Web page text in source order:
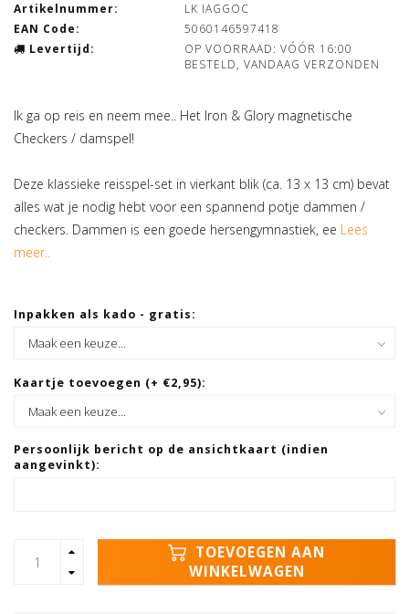
Artikelnummer:
LK IAGGOC
EAN Code:
5060146597418
Levertijd:
OP VOORRAAD: VÓÓR 16:00
BESTELD, VANDAAG VERZONDEN
Ik ga op reis en neem mee.. Het Iron & Glory magnetische
Checkers / damspel!
Deze klassieke reisspel-set in vierkant blik (ca. 13 x 13 cm) bevat
alles wat je nodig hebt voor een spannend potje dammen /
checkers. Dammen is een goede hersengymnastiek, ee Lees
meer..
Inpakken als kado - gratis:
Kaartje toevoegen (+ €2,95):
Persoonlijk bericht op de ansichtkaart (indien
aangevinkt):
TOEVOEGEN AAN
WINKELWAGEN